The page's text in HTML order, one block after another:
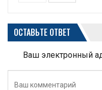
ОСТАВЬТЕ ОТВЕТ
Ваш электронный